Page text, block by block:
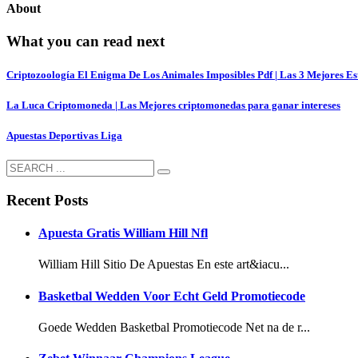
About
What you can read next
Criptozoología El Enigma De Los Animales Imposibles Pdf | Las 3 Mejores
La Luca Criptomoneda | Las Mejores criptomonedas para ganar intereses
Apuestas Deportivas Liga
Recent Posts
Apuesta Gratis William Hill Nfl
William Hill Sitio De Apuestas En este art&iacu...
Basketbal Wedden Voor Echt Geld Promotiecode
Goede Wedden Basketbal Promotiecode Net na de r...